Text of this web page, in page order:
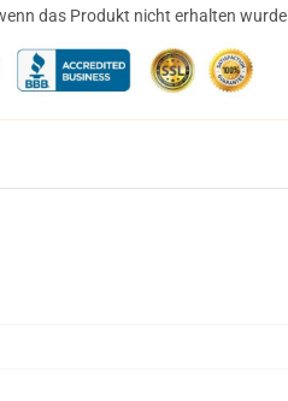
das Produkt nicht erhalten wurde